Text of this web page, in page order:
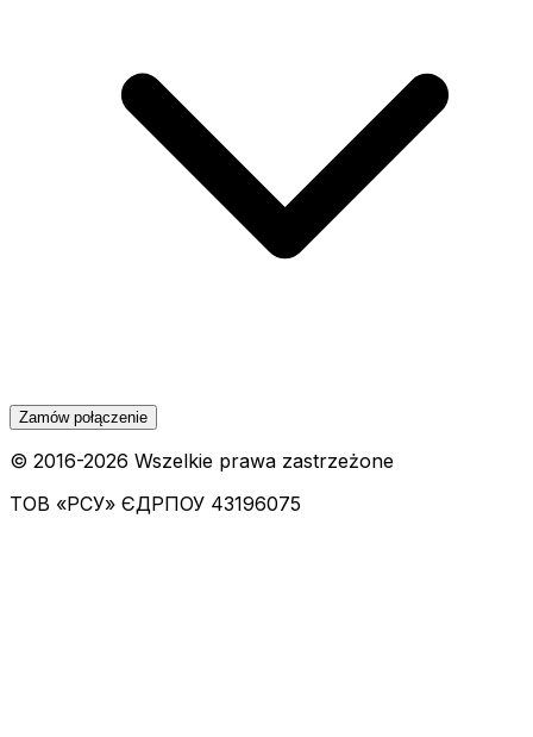
Zamów połączenie
© 2016-2026 Wszelkie prawa zastrzeżone
ТОВ «РСУ» ЄДРПОУ 43196075